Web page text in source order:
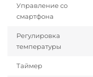
Управление со
смартфона
Регулировка
температуры
Таймер